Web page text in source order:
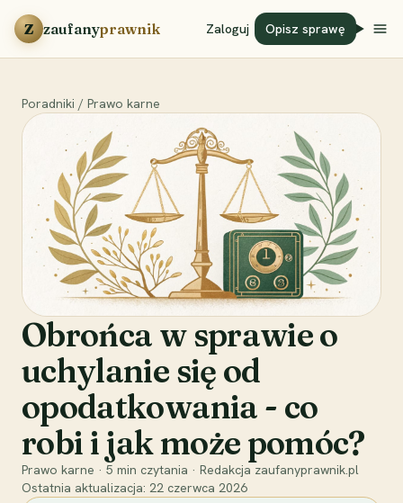
Przejdź do treści
Z zaufanyprawnik Zaloguj Opisz sprawę
Poradniki / Prawo karne
Obrońca w sprawie o
uchylanie się od
opodatkowania - co
robi i jak może pomóc?
Prawo karne · 5 min czytania · Redakcja zaufanyprawnik.pl
Ostatnia aktualizacja: 22 czerwca 2026